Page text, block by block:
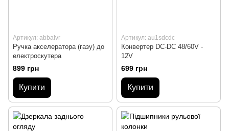
Артикул: abbalvr
Ручка акселератора (газу) до
електроскутера
899 грн
Купити
Артикул: au1sdcdc
Конвертер DC-DC 48/60V -
12V
699 грн
Купити